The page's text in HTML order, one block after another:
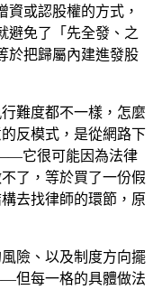
資或認股權的方式，
免了「先全發、之
於把歸屬內建進發股
難度都不一樣，怎麼
反模式，是從網路下
它很可能因為法律
了，等於買了一份假
去找律師的環節，原
險、以及制度方向擺
但每一格的具體做法